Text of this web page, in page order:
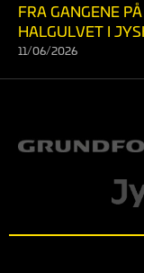
FRA GANGENE
HALGULVET I
11/06/2026